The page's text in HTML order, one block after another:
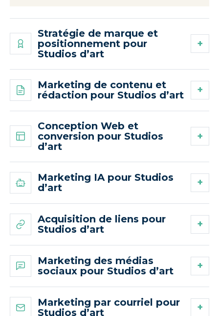
Stratégie de marque et
positionnement pour
Studios d’art
Marketing de contenu et
rédaction pour Studios d’art
Conception Web et
conversion pour Studios
d’art
Marketing IA pour Studios
d’art
Acquisition de liens pour
Studios d’art
Marketing des médias
sociaux pour Studios d’art
Marketing par courriel pour
Studios d’art